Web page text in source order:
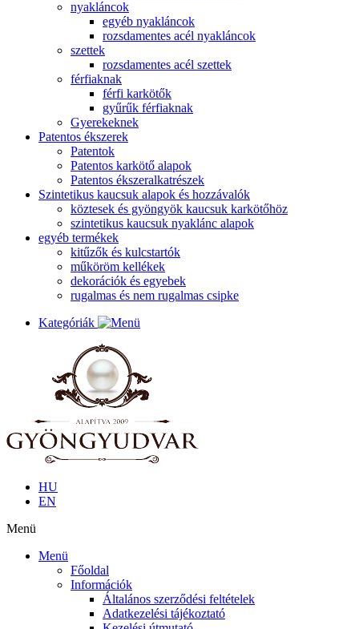
nyakláncok
egyéb nyakláncok
rozsdamentes acél nyakláncok
szettek
rozsdamentes acél szettek
férfiaknak
férfi karkötők
gyűrűk férfiaknak
Gyerekeknek
Patentos ékszerek
Patentok
Patentos karkötő alapok
Patentos ékszeralkatrészek
Szintetikus kaucsuk alapok és hozzávalók
köztesek és gyöngyök kaucsuk karkötőhöz
szintetikus kaucsuk nyaklánc alapok
egyéb termékek
kitűzők és kulcstartók
műköröm kellékek
dekorációk és egyebek
rugalmas és nem rugalmas csipke
Kategóriák
HU
EN
Menü
Menü
Főoldal
Információk
Általános szerződési feltételek
Adatkezelési tájékoztató